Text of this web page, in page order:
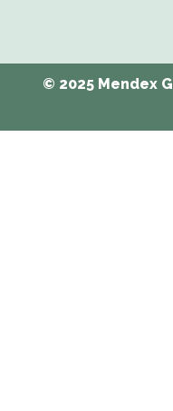
© 2025 Mendex